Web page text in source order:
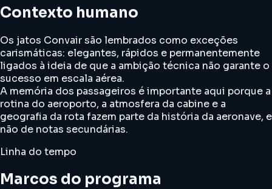
Contexto humano
Os jatos Convair são lembrados como exceções
carismáticas: elegantes, rápidos e permanentemente
ligados à ideia de que a ambição técnica não garante o
sucesso em escala aérea.
A memória dos passageiros é importante aqui porque a
rotina do aeroporto, a atmosfera da cabine e a
geografia da rota fazem parte da história da aeronave, e
não de notas secundárias.
Linha do tempo
Marcos do programa